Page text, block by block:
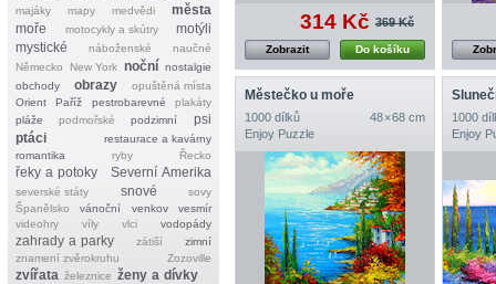
majáky
mapy medvědi
města
moře
motocykly a skútry
motýli
mystické
náboženské
naučné
Německo
New York noční nostalgie
obchody
obrazy
opuštěná místa
Orient
Paříž pestrobarevné
plakáty
pláže
podmořské podzimní
psi
ptáci
restaurace a kavárny
romantika
ryby Řecko
řeky a potoky Severní Amerika
severské státy snové
sovy
Španělsko
vánoční venkov
vesmír
videohry
víly vlci vodopády
zahrady a parky zátiší
zimní
znamení zvěrokruhu
Zozoville
zvířata železnice ženy a dívky
314 Kč 369 Kč
Do košíku
Zobrazit
Městečko u moře
1000 dílků
48 × 68 cm
Enjoy Puzzle
1000
Enjoy